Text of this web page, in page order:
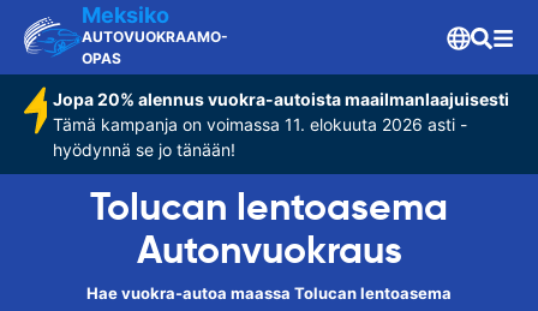
Meksiko
AUTOVUOKRAAMO-
OPAS
Jopa 20% alennus vuokra-autoista maailmanlaajuisesti
Tämä kampanja on voimassa 11. elokuuta 2026 asti -
hyödynnä se jo tänään!
Tolucan lentoasema
Autonvuokraus
Hae vuokra-autoa maassa Tolucan lentoasema